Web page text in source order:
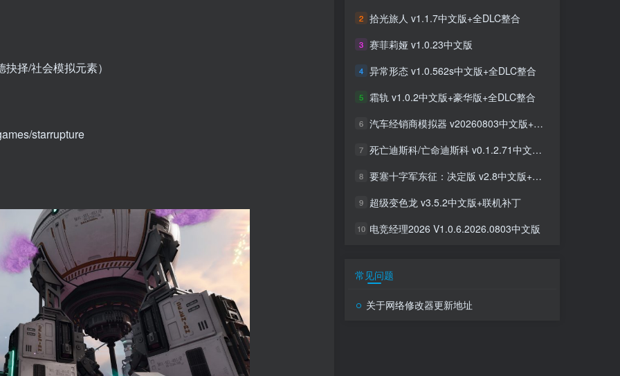
择/社会模拟元素）
starrupture
2 拾光旅人 v1.1.7中文版+全DLC整合
3 赛菲莉娅 v1.0.23中文版
4 异常形态 v1.0.562s中文版+全DLC整合
5 霜轨 v1.0.2中文版+豪华版+全DLC整合
6 汽车经销商模拟器 v20260803中文版+全DLC整合
7 死亡迪斯科/亡命迪斯科 v0.1.2.71中文版+全DLC整合
8 要塞十字军东征：决定版 v2.8中文版+全DLC整合
9 超级变色龙 v3.5.2中文版+联机补丁
10 电竞经理2026 V1.0.6.2026.0803中文版
常见问题
关于网络修改器更新地址